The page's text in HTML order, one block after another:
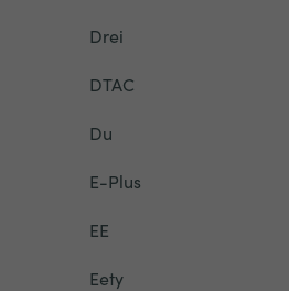
Drei
DTAC
Du
E-Plus
EE
Eety